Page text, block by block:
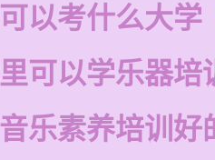
以考什么大学
可以学乐器培
乐素养培训好